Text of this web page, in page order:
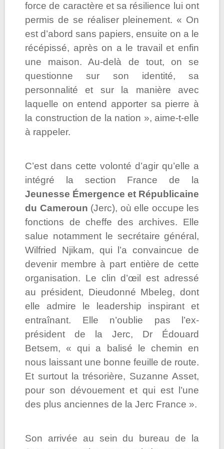
force de caractère et sa résilience lui ont
permis de se réaliser pleinement. « On
est d’abord sans papiers, ensuite on a le
récépissé, après on a le travail et enfin
une maison. Au-delà de tout, on se
questionne sur son identité, sa
personnalité et sur la manière avec
laquelle on entend apporter sa pierre à
la construction de la nation », aime-t-elle
à rappeler.
C’est dans cette volonté d’agir qu’elle a
intégré la section France de la
Jeunesse Émergence et Républicaine
du Cameroun (Jerc), où elle occupe les
fonctions de cheffe des archives. Elle
salue notamment le secrétaire général,
Wilfried Njikam, qui l’a convaincue de
devenir membre à part entière de cette
organisation. Le clin d’œil est adressé
au président, Dieudonné Mbeleg, dont
elle admire le leadership inspirant et
entraînant. Elle n’oublie pas l’ex-
président de la Jerc, Dr Édouard
Betsem, « qui a balisé le chemin en
nous laissant une bonne feuille de route.
Et surtout la trésorière, Suzanne Asset,
pour son dévouement et qui est l’une
des plus anciennes de la Jerc France ».
Son arrivée au sein du bureau de la